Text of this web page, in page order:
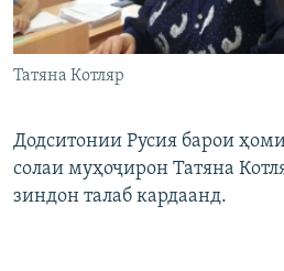
ГУЗОРИШҲОИ РАДИОӢ
Русский
Татяна Котляр
Додситонии Русия барои
солаи муҳоҷирон Татяна
зиндон талаб кардаанд.